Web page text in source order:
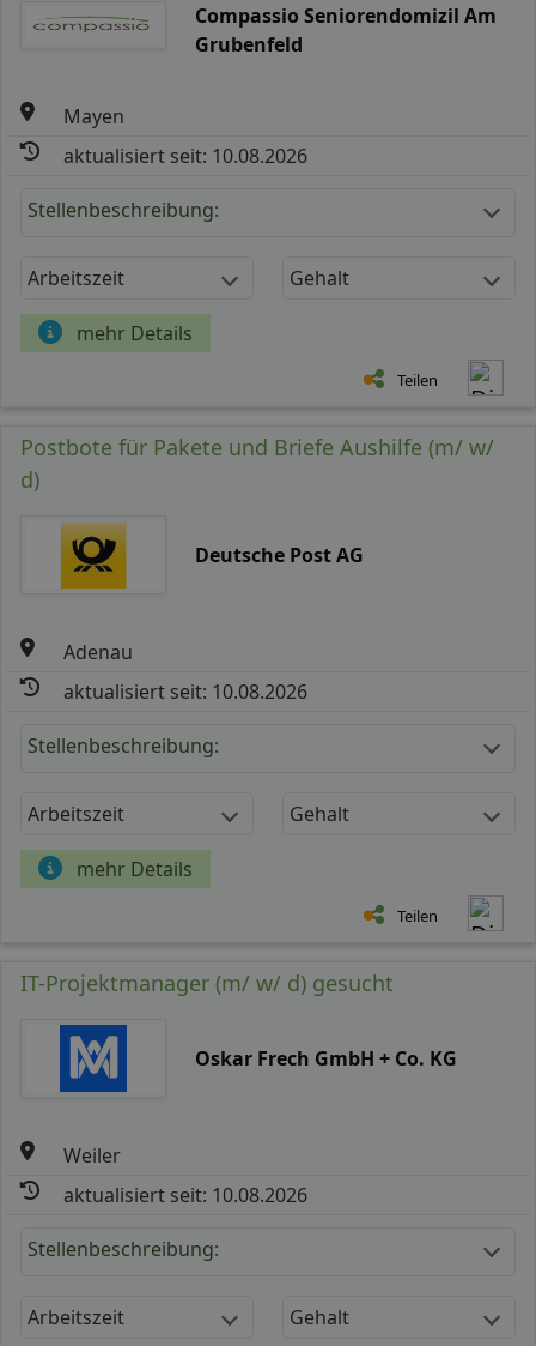
Compassio Seniorendomizil Am
Grubenfeld
Mayen
aktualisiert seit: 10.08.2026
Stellenbeschreibung:
Arbeitszeit Gehalt
mehr Details
Teilen
Postbote für Pakete und Briefe Aushilfe (m/ w/
d)
Deutsche Post AG
Adenau
aktualisiert seit: 10.08.2026
Stellenbeschreibung:
Arbeitszeit Gehalt
mehr Details
Teilen
IT-Projektmanager (m/ w/ d) gesucht
Oskar Frech GmbH + Co. KG
Weiler
aktualisiert seit: 10.08.2026
Stellenbeschreibung:
Arbeitszeit Gehalt